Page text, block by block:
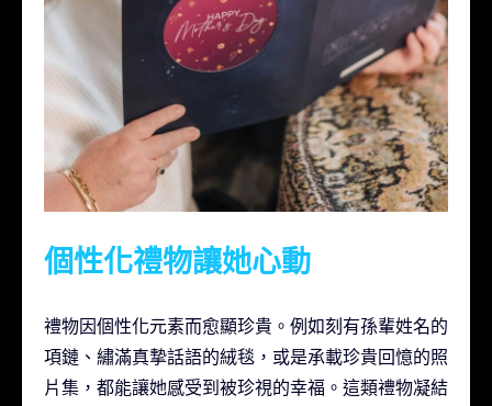
個性化禮物讓她心動
禮物因個性化元素而愈顯珍貴。例如刻有孫輩姓名的
項鏈、繡滿真摯話語的絨毯，或是承載珍貴回憶的照
片集，都能讓她感受到被珍視的幸福。這類禮物凝結